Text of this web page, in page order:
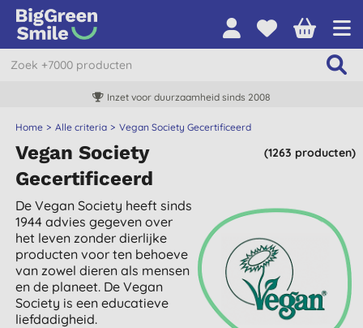
Inzet voor duurzaamheid sinds 2008
Home Alle criteria Vegan Society Gecertificeerd
(1263 producten)
Vegan Society
Gecertificeerd
De Vegan Society heeft sinds
1944 advies gegeven over
het leven zonder dierlijke
producten voor ten behoeve
van zowel dieren als mensen
en de planeet. De Vegan
Society is een educatieve
liefdadigheid.